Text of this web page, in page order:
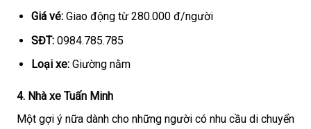
Giá vé:Giao động từ 280.000 đ/người
SĐT:0984.785.785
Loại xe:Giường nằm
4. Nhà xe Tuấn Minh
Một gợi ý nữa dành cho những người có nhu cầu di chuyển